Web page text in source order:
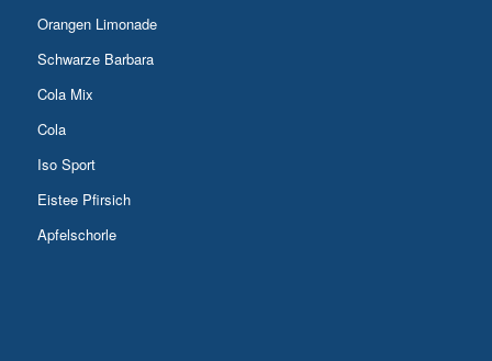
Orangen Limonade
Schwarze Barbara
Cola Mix
Cola
Iso Sport
Eistee Pfirsich
Apfelschorle